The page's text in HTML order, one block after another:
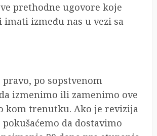
prethodne ugovore koje
između nas u vezi sa
pravo, po sopstvenom
izmenimo ili zamenimo ove
kom trenutku. Ako je revizija
da dostavimo